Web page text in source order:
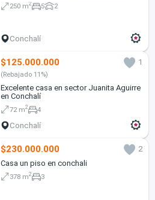
250 m2 5 2
Conchalí
$125.000.000 1
(Rebajado 11%)
Excelente casa en sector Juanita Aguirre
en Conchalí
72 m2 4
Conchalí
$230.000.000
2
Casa un piso en conchali
378 m2 3